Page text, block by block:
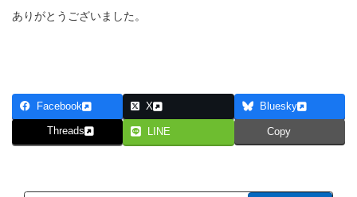
ありがとうございました。
Facebook X Bluesky
Threads LINE Copy